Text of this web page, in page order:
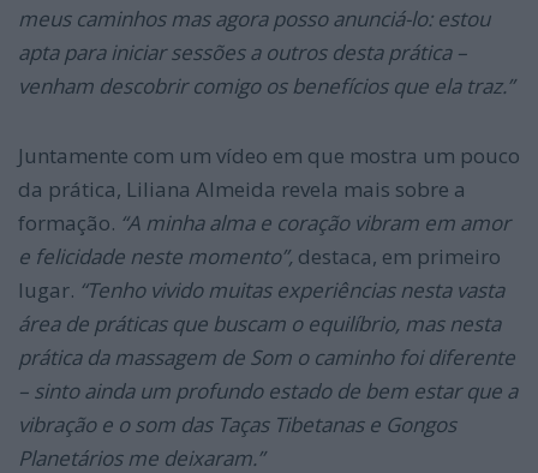
meus caminhos mas agora posso anunciá-lo: estou
apta para iniciar sessões a outros desta prática –
venham descobrir comigo os benefícios que ela traz.”
Juntamente com um vídeo em que mostra um pouco
da prática, Liliana Almeida revela mais sobre a
formação. “A minha alma e coração vibram em amor
e felicidade neste momento”, destaca, em primeiro
lugar. “Tenho vivido muitas experiências nesta vasta
área de práticas que buscam o equilíbrio, mas nesta
prática da massagem de Som o caminho foi diferente
– sinto ainda um profundo estado de bem estar que a
vibração e o som das Taças Tibetanas e Gongos
Planetários me deixaram.”